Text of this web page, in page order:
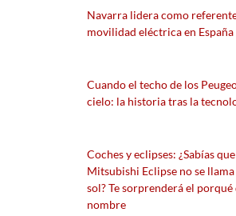
Navarra lidera como
movilidad eléctrica en España
Cuando el techo de los
cielo: la historia tras la
Coches y eclipses: ¿Sabías
Mitsubishi Eclipse no se
sol? Te sorprenderá el porqué
nombre